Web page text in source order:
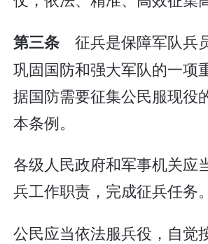
第三条 征兵是保障军队兵
巩固国防和强大军队的一项
据国防需要征集公民服现役
本条例。
各级人民政府和军事机关应
兵工作职责，完成征兵任务。
公民应当依法服兵役，自觉